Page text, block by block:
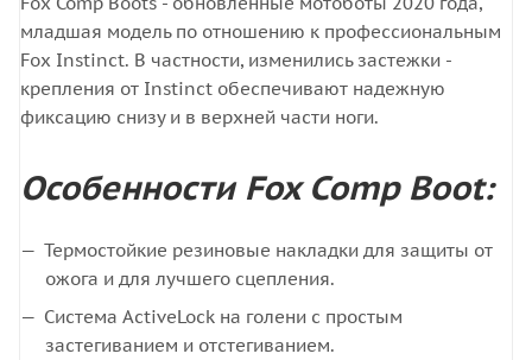
младшая модель по отношению к профессиональным
Fox Instinct. В частности, изменились застежки -
крепления от Instinct обеспечивают надежную
фиксацию снизу и в верхней части ноги.
Особенности Fox Comp Boot:
Термостойкие резиновые накладки для защиты от
ожога и для лучшего сцепления.
Система ActiveLock на голени с простым
застегиванием и отстегиванием.